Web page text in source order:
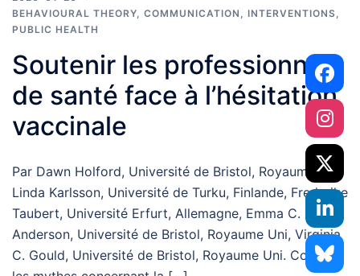
BEHAVIOURAL THEORY, COMMUNICATION , INTERVENTIONS,
PUBLIC HEALTH
Soutenir les professionnels
de santé face à l’hésitation
vaccinale
Par Dawn Holford, Université de Bristol, Royaume Uni,
Linda Karlsson, Université de Turku, Finlande, Frederike
Taubert, Université Erfurt, Allemagne, Emma C.
Anderson, Université de Bristol, Royaume Uni, Virginia
C. Gould, Université de Bristol, Royaume Uni. Corriger